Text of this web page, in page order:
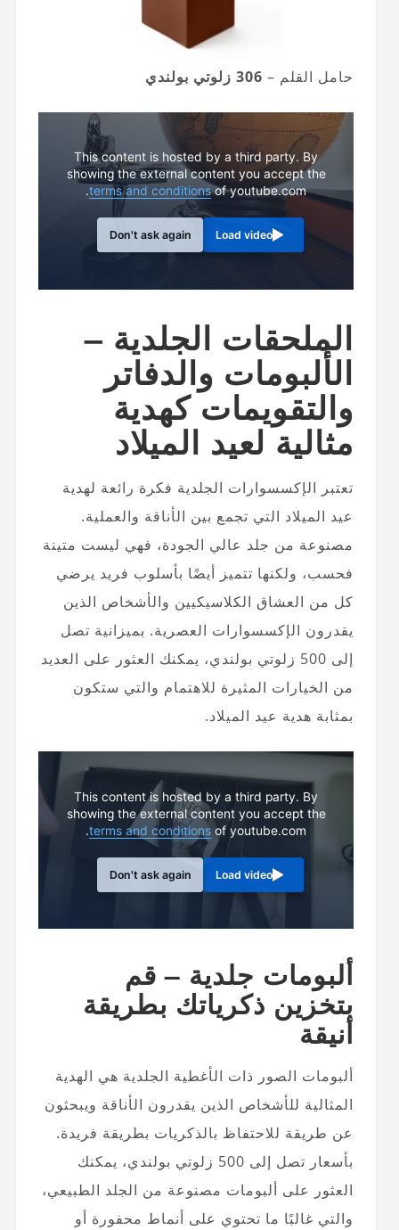
حامل القلم – 306 زلوتي بولندي
This content is hosted by a third party. By
showing the external content you accept the
terms and conditionsof youtube.com.
Load video
Don't ask again
الملحقات الجلدية –
الألبومات والدفاتر
والتقويمات كهدية
مثالية لعيد الميلاد
تعتبر الإكسسوارات الجلدية فكرة رائعة لهدية
عيد الميلاد التي تجمع بين الأناقة والعملية.
مصنوعة من جلد عالي الجودة، فهي ليست متينة
فحسب، ولكنها تتميز أيضًا بأسلوب فريد يرضي
كل من العشاق الكلاسيكيين والأشخاص الذين
يقدرون الإكسسوارات العصرية. بميزانية تصل
إلى 500 زلوتي بولندي، يمكنك العثور على العديد
من الخيارات المثيرة للاهتمام والتي ستكون
بمثابة هدية عيد الميلاد.
This content is hosted by a third party. By
showing the external content you accept the
terms and conditions of youtube.com.
Load video
Don't ask again
ألبومات جلدية – قم
بتخزين ذكرياتك بطريقة
أنيقة
ألبومات الصور ذات الأغطية الجلدية هي الهدية
المثالية للأشخاص الذين يقدرون الأناقة ويبحثون
عن طريقة للاحتفاظ بالذكريات بطريقة فريدة.
بأسعار تصل إلى 500 زلوتي بولندي، يمكنك
العثور على ألبومات مصنوعة من الجلد الطبيعي،
والتي غالبًا ما تحتوي على أنماط محفورة أو